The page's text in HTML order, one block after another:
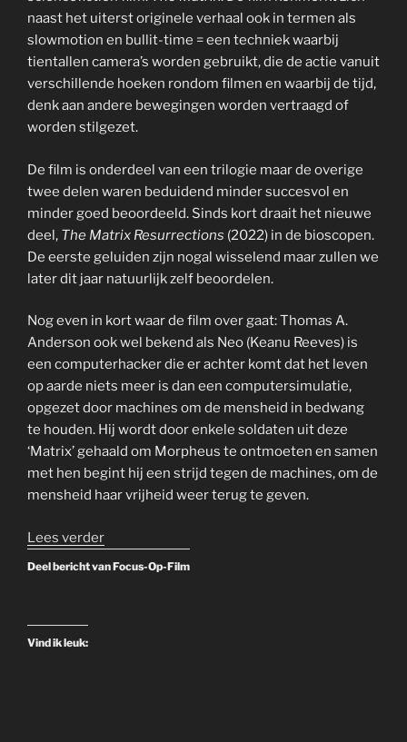
naast het uiterst originele verhaal ook in termen als
slowmotion en bullit-time = een techniek waarbij
tientallen camera’s worden gebruikt, die de actie vanuit
verschillende hoeken rondom filmen en waarbij de tijd,
denk aan andere bewegingen worden vertraagd of
worden stilgezet.
De film is onderdeel van een trilogie maar de overige
twee delen waren beduidend minder succesvol en
minder goed beoordeeld. Sinds kort draait het nieuwe
deel, The Matrix Resurrections (2022) in de bioscopen.
De eerste geluiden zijn nogal wisselend maar zullen we
later dit jaar natuurlijk zelf beoordelen.
Nog even in kort waar de film over gaat: Thomas A.
Anderson ook wel bekend als Neo (Keanu Reeves) is
een computerhacker die er achter komt dat het leven
op aarde niets meer is dan een computersimulatie,
opgezet door machines om de mensheid in bedwang
te houden. Hij wordt door enkele soldaten uit deze
‘Matrix’ gehaald om Morpheus te ontmoeten en samen
met hen begint hij een strijd tegen de machines, om de
mensheid haar vrijheid weer terug te geven.
Lees verder“Rewind
Deel bericht van Focus-Op-Film
Vind ik leuk: